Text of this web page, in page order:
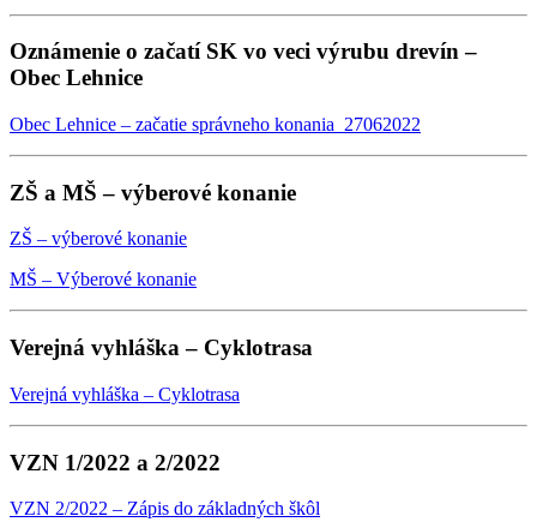
Oznámenie o začatí SK vo veci výrubu drevín –
Obec Lehnice
Obec Lehnice – začatie správneho konania_27062022
ZŠ a MŠ – výberové konanie
ZŠ – výberové konanie
MŠ – Výberové konanie
Verejná vyhláška – Cyklotrasa
Verejná vyhláška – Cyklotrasa
VZN 1/2022 a 2/2022
VZN 2/2022 – Zápis do základných škôl